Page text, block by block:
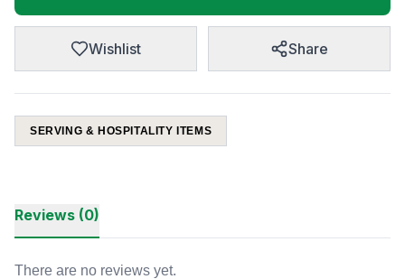
Wishlist Share
SERVING & HOSPITALITY ITEMS
Reviews (0)
There are no reviews yet.